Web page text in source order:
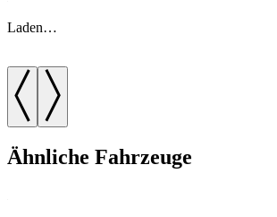
Laden…
Ähnliche Fahrzeuge